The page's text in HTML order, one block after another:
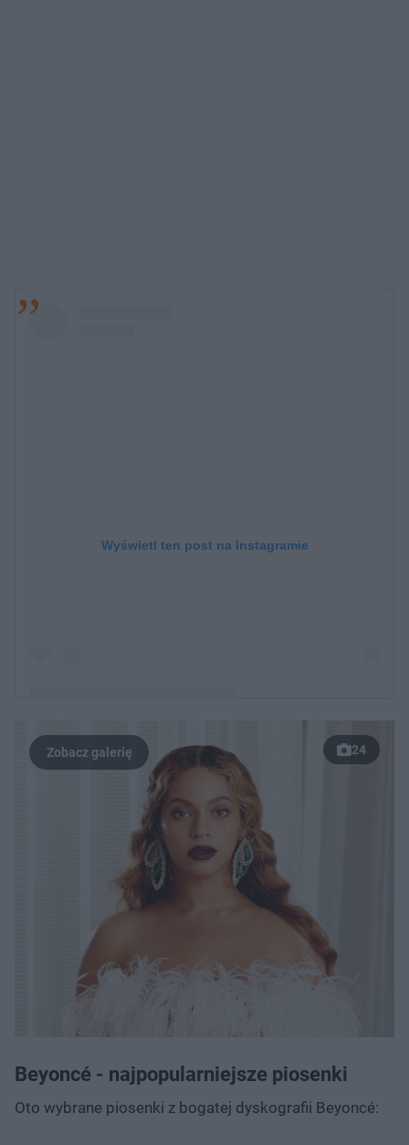
Wyświetl ten post na Instagramie
Post udostępniony przez Beyoncé (@beyonce) 24
Beyoncé - najpopularniejsze piosenki
Oto wybrane piosenki z bogatej dyskografii Beyoncé: